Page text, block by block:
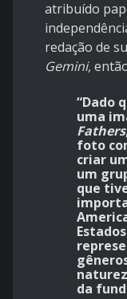
atribuído
redação de
Gemini,
“Dado
uma
Fathers
foto
criar
um
que
da